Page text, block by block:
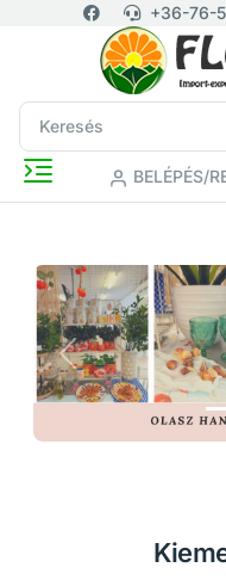
+36-76-
BELÉPÉS/
Previous